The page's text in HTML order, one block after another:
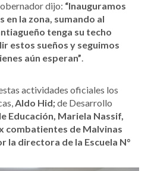
dijo: “Inauguramos
en la zona, sumando al
tenga su techo
estos sueños y seguimos
aún esperan”.
actividades oficiales los
Aldo Hid;de Desarrollo
Educación, Mariela Nassif,
combatientes de Malvinas
la directora de la Escuela N°